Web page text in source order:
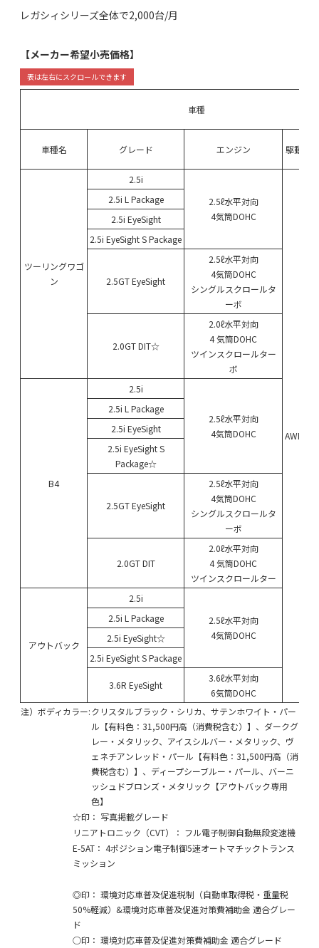
レガシィシリーズ全体で2,000台/月
【メーカー希望小売価格】
車種
車種名 グレード エンジン 駆動
ツーリングワゴ
ン
2.5i
2.5ℓ水平対向
4気筒DOHC
AWD
2.5i L Package
2.5i EyeSight
2.5i EyeSight S Package
2.5GT EyeSight
2.5ℓ水平対向
4気筒DOHC
シングルスクロールタ
ーボ
2.0GT DIT☆
2.0ℓ水平対向
4 気筒DOHC
ツインスクロールター
ボ
B4
2.5i
2.5ℓ水平対向
4気筒DOHC
2.5i L Package
2.5i EyeSight
2.5i EyeSight S
Package☆
2.5GT EyeSight
2.5ℓ水平対向
4気筒DOHC
シングルスクロールタ
ーボ
2.0GT DIT
2.0ℓ水平対向
4 気筒DOHC
ツインスクロールター
アウトバック
2.5i
2.5ℓ水平対向
4気筒DOHC
2.5i L Package
2.5i EyeSight☆
2.5i EyeSight S Package
3.6R EyeSight
3.6ℓ水平対向
6気筒DOHC
注）ボディカラー:クリスタルブラック・シリカ、サテンホワイト・パー
ル【有料色：31,500円高（消費税含む）】、ダークグ
レー・メタリック、アイスシルバー・メタリック、ヴ
ェネチアンレッド・パール【有料色：31,500円高（消
費税含む）】、ディープシーブルー・パール、バーニ
ッシュドブロンズ・メタリック【アウトバック専用
色】
☆印： 写真掲載グレード
リニアトロニック（CVT）： フル電子制御自動無段変速機
E-5AT： 4ポジション電子制御5速オートマチックトランス
ミッション
◎印： 環境対応車普及促進税制（自動車取得税・重量税
50%軽減）&環境対応車普及促進対策費補助金 適合グレー
ド
○印： 環境対応車普及促進対策費補助金 適合グレード